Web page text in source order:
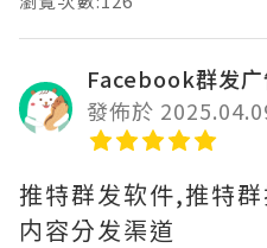
Facebook群发广
發佈於
推特群发软件,推特
内容分发渠道